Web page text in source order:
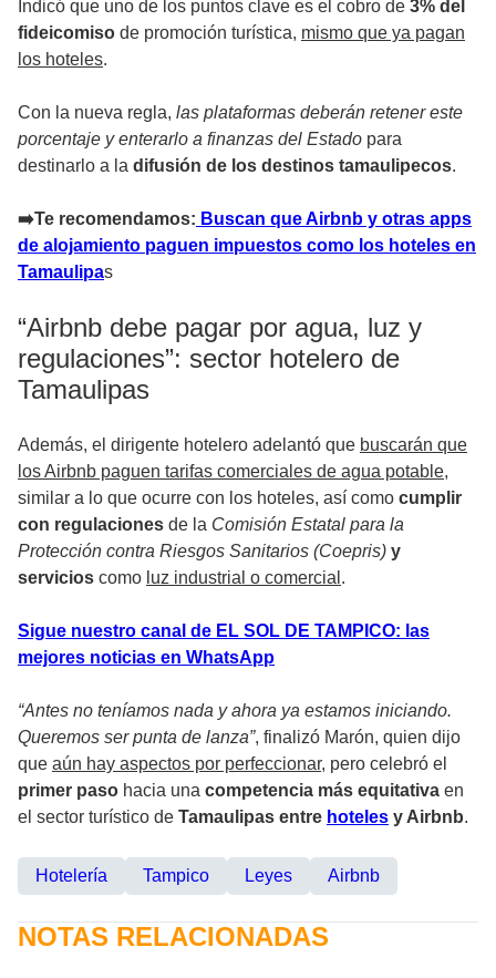
Indicó que uno de los puntos clave es el cobro de 3% del
fideicomiso de promoción turística, mismo que ya pagan
los hoteles.
Con la nueva regla, las plataformas deberán retener este
porcentaje y enterarlo a finanzas del Estado para
destinarlo a la difusión de los destinos tamaulipecos.
➡️Te recomendamos: Buscan que Airbnb y otras apps
de alojamiento paguen impuestos como los hoteles en
Tamaulipas
“Airbnb debe pagar por agua, luz y
regulaciones”: sector hotelero de
Tamaulipas
Además, el dirigente hotelero adelantó que buscarán que
los Airbnb paguen tarifas comerciales de agua potable,
similar a lo que ocurre con los hoteles, así como cumplir
con regulaciones de la Comisión Estatal para la
Protección contra Riesgos Sanitarios (Coepris) y
servicios como luz industrial o comercial .
Sigue nuestro canal de EL SOL DE TAMPICO: las
mejores noticias en WhatsApp
“Antes no teníamos nada y ahora ya estamos iniciando.
Queremos ser punta de lanza”, finalizó Marón, quien dijo
que aún hay aspectos por perfeccionar, pero celebró el
primer paso hacia una competencia más equitativa en
el sector turístico de Tamaulipas entre hoteles y Airbnb.
Hotelería Tampico Leyes Airbnb
NOTAS RELACIONADAS